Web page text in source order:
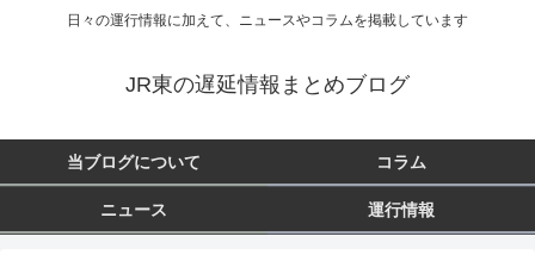
日々の運行情報に加えて、ニュースやコラムを掲載しています
JR東の遅延情報まとめブログ
当ブログについて コラム
ニュース 運行情報